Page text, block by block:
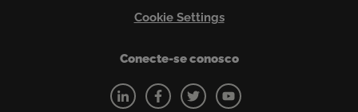
Cookie Settings
Conecte-se conosco